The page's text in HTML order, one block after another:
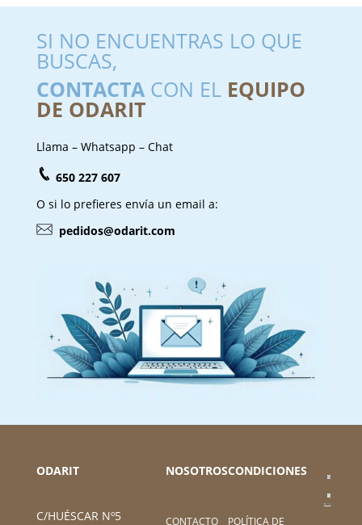
SI NO ENCUENTRAS LO QUE
BUSCAS,
CONTACTACON EL EQUIPO
DE ODARIT
Llama – Whatsapp – Chat
650 227 607
O si lo prefieres envía un email a:
pedidos@odarit.com
ODARIT
C/HUÉSCAR Nº5
NOSOTROS
CONTACTO
CONDICIONES
POLÍTICA DE